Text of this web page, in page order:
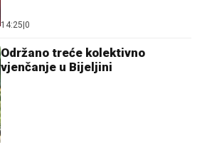
14:25 0
Održano treće kolektivno
vjenčanje u Bijeljini